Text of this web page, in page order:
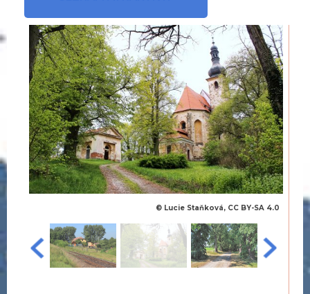
© Lucie Staňková, CC BY-SA 4.0